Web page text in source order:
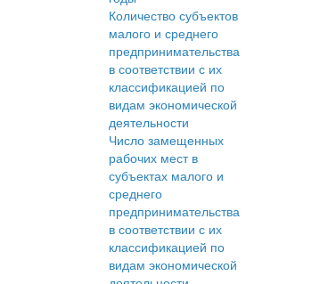
Количество субъектов
малого и среднего
предпринимательства
в соответствии с их
классификацией по
видам экономической
деятельности
Число замещенных
рабочих мест в
субъектах малого и
среднего
предпринимательства
в соответствии с их
классификацией по
видам экономической